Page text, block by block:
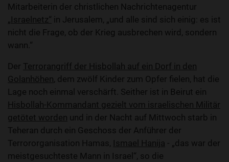
Mitarbeiterin der christlichen Nachrichtenagentur
„Israelnetz“ in Jerusalem, „und alle sind sich einig: es ist
nicht die Frage, ob der Krieg ausbrechen wird, sondern
wann.“
Der Terrorangriff der Hisbollah auf ein Dorf in den
Golanhöhen, dem zwölf Kinder zum Opfer fielen, hat die
Lage noch einmal verschärft. Seither ist in Beirut ein
Hisbollah-Kommandant gezielt vom israelischen Militär
getötet worden und in der Nacht auf Mittwoch starb in
Teheran durch ein Geschoss der Anführer der
Terrororganisation Hamas, Ismael Hanija - „das war der
meistgesuchteste Mann in Israel“, so die